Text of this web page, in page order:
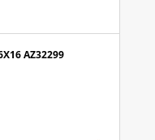
AZ32299